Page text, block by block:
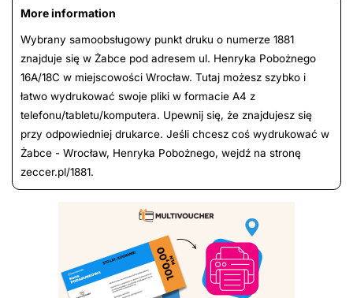
More information
Wybrany samoobsługowy punkt druku o numerze 1881
znajduje się w Żabce pod adresem ul. Henryka Pobożnego
16A/18C w miejscowości Wrocław. Tutaj możesz szybko i
łatwo wydrukować swoje pliki w formacie A4 z
telefonu/tabletu/komputera. Upewnij się, że znajdujesz się
przy odpowiedniej drukarce. Jeśli chcesz coś wydrukować w
Żabce - Wrocław, Henryka Pobożnego, wejdź na stronę
zeccer.pl/1881.